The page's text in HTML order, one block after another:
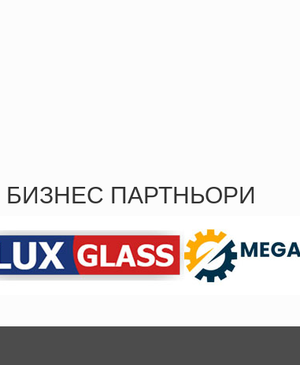
БИЗНЕС ПАРТНЬОРИ